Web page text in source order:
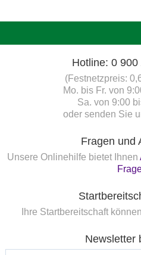
Hotline: 0
(Festnetzpreis:
Mo. bis Fr. von
Sa. von 9:00
oder senden Sie
Fragen und
Unsere Onlinehilfe bietet Ihnen
Ihre Startbereitschaft
Newsletter